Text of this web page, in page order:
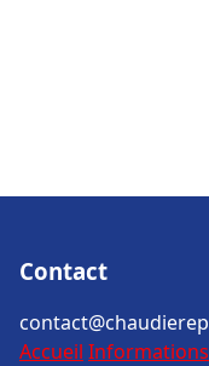
Contact
Accueil Informations